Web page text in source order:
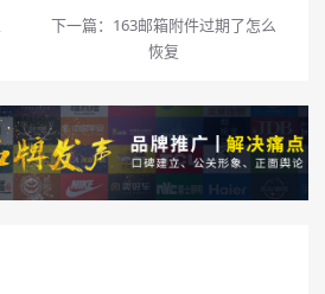
下一篇： 163邮箱附件过期了怎么
恢复